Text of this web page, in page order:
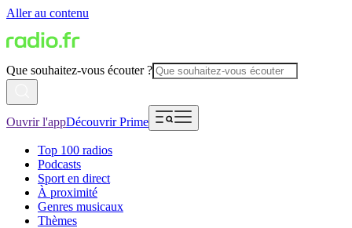
Aller au contenu
Que souhaitez-vous écouter ?
Ouvrir l'appDécouvrir Prime
Top 100 radios
Podcasts
Sport en direct
À proximité
Genres musicaux
Thèmes